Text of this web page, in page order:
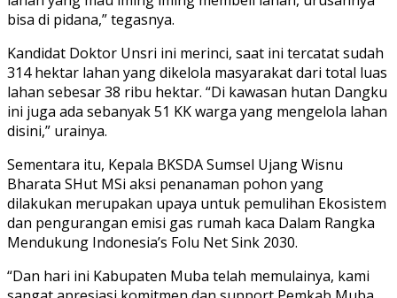
bisa di pidana,” tegasnya.
Kandidat Doktor Unsri ini merinci, saat ini tercatat sudah
314 hektar lahan yang dikelola masyarakat dari total luas
lahan sebesar 38 ribu hektar. “Di kawasan hutan Dangku
ini juga ada sebanyak 51 KK warga yang mengelola lahan
disini,” urainya.
Sementara itu, Kepala BKSDA Sumsel Ujang Wisnu
Bharata SHut MSi aksi penanaman pohon yang
dilakukan merupakan upaya untuk pemulihan Ekosistem
dan pengurangan emisi gas rumah kaca Dalam Rangka
Mendukung Indonesia’s Folu Net Sink 2030.
“Dan hari ini Kabupaten Muba telah memulainya, kami